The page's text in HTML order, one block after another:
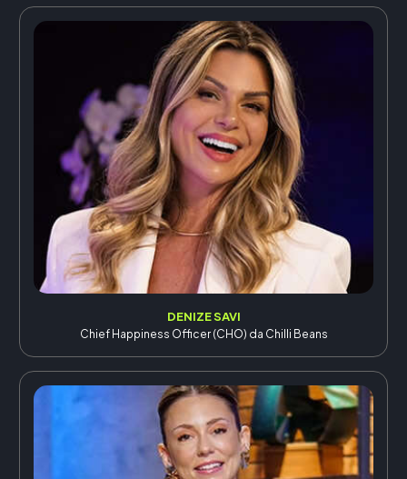
DENIZE SAVI
Chief Happiness Officer (CHO) da Chilli Beans